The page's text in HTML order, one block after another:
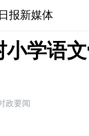
报新媒体
小学语
政要闻